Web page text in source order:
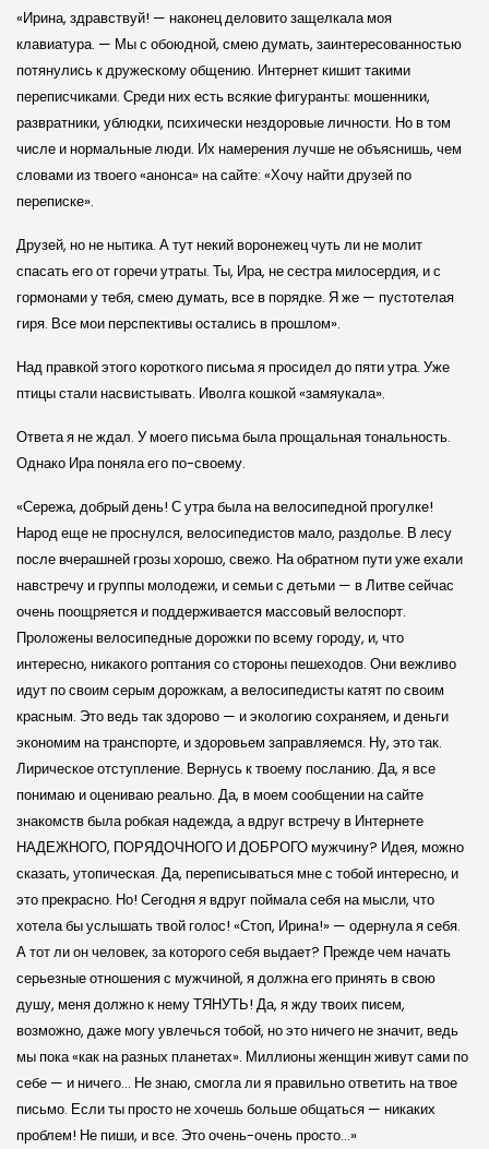
«Ирина, здравствуй! — наконец деловито защелкала моя
клавиатура. — Мы с обоюдной, смею думать, заинтересованностью
потянулись к дружескому общению. Интернет кишит такими
переписчиками. Среди них есть всякие фигуранты: мошенники,
развратники, ублюдки, психически нездоровые личности. Но в том
числе и нормальные люди. Их намерения лучше не объяснишь, чем
словами из твоего «анонса» на сайте: «Хочу найти друзей по
переписке».
Друзей, но не нытика. А тут некий воронежец чуть ли не молит
спасать его от горечи утраты. Ты, Ира, не сестра милосердия, и с
гормонами у тебя, смею думать, все в порядке. Я же — пустотелая
гиря. Все мои перспективы остались в прошлом».
Над правкой этого короткого письма я просидел до пяти утра. Уже
птицы стали насвистывать. Иволга кошкой «замяукала».
Ответа я не ждал. У моего письма была прощальная тональность.
Однако Ира поняла его по-своему.
«Сережа, добрый день! С утра была на велосипедной прогулке!
Народ еще не проснулся, велосипедистов мало, раздолье. В лесу
после вчерашней грозы хорошо, свежо. На обратном пути уже ехали
навстречу и группы молодежи, и семьи с детьми — в Литве сейчас
очень поощряется и поддерживается массовый велоспорт.
Проложены велосипедные дорожки по всему городу, и, что
интересно, никакого роптания со стороны пешеходов. Они вежливо
идут по своим серым дорожкам, а велосипедисты катят по своим
красным. Это ведь так здорово — и экологию сохраняем, и деньги
экономим на транспорте, и здоровьем заправляемся. Ну, это так.
Лирическое отступление. Вернусь к твоему посланию. Да, я все
понимаю и оцениваю реально. Да, в моем сообщении на сайте
знакомств была робкая надежда, а вдруг встречу в Интернете
НАДЕЖНОГО, ПОРЯДОЧНОГО И ДОБРОГО мужчину? Идея, можно
сказать, утопическая. Да, переписываться мне с тобой интересно, и
это прекрасно. Но! Сегодня я вдруг поймала себя на мысли, что
хотела бы услышать твой голос! «Стоп, Ирина!» — одернула я себя.
А тот ли он человек, за которого себя выдает? Прежде чем начать
серьезные отношения с мужчиной, я должна его принять в свою
душу, меня должно к нему ТЯНУТЬ! Да, я жду твоих писем,
возможно, даже могу увлечься тобой, но это ничего не значит, ведь
мы пока «как на разных планетах». Миллионы женщин живут сами по
себе — и ничего… Не знаю, смогла ли я правильно ответить на твое
письмо. Если ты просто не хочешь больше общаться — никаких
проблем! Не пиши, и все. Это очень-очень просто…»